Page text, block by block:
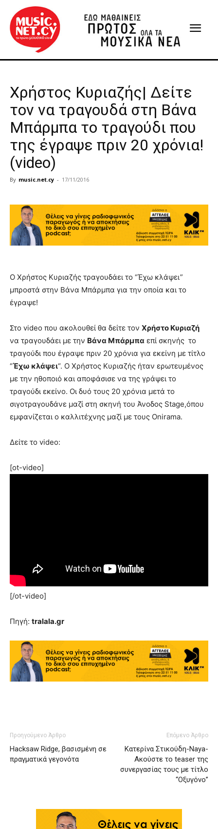
Χρήστος Κυριαζής| Δείτε
τον να τραγουδά στη Βάνα
Μπάρμπα το τραγούδι που
της έγραψε πριν 20 χρόνια!
(video)
By music.net.cy - 17/11/2016
Ο Χρήστος Κυριαζής τραγουδάει το “Έχω κλάψει”
μπροστά στην Βάνα Μπάρμπα για την οποία και το
έγραψε!
Στο video που ακολουθεί θα δείτε τον Χρήστο Κυριαζή
να τραγουδάει με την Βάνα Μπάρμπα επί σκηνής το
τραγούδι που έγραψε πριν 20 χρόνια για εκείνη με τίτλο
“Έχω κλάψει“. Ο Χρήστος Κυριαζής ήταν ερωτευμένος
με την ηθοποιό και αποφάσισε να της γράψει το
τραγούδι εκείνο. Οι δυό τους 20 χρόνια μετά το
σιγοτραγουδάνε μαζί στη σκηνή του Άνοδος Stage,όπου
εμφανίζεται ο καλλιτέχνης μαζί με τους Onirama.
Δείτε το video:
[ot-video]
[/ot-video]
Πηγή: tralala.gr
Προηγούμενο Άρθρο
Hacksaw Ridge, βασισμένη σε
πραγματικά γεγονότα
Επόμενο Άρθρο
Κατερίνα Στικούδη-Naya-
Ακούστε το teaser της
συνεργασίας τους με τίτλο
“Οξυγόνο”